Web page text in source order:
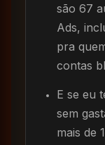
são 67
Ads,
pra
contas
E se eu
sem
mais de